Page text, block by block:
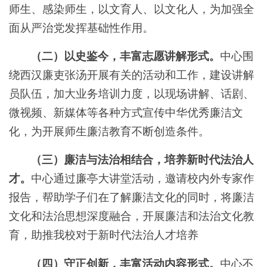
师生、感染师生，以文育人、以文化人，为加强全
面从严治党发挥基础性作用。
（二）以史鉴今，丰富志愿讲解形式。 中心围
绕西汉廉吏张汤开展有关的活动和工作，建设讲解
员队伍，加大业务培训力度，以现场讲解、话剧、
微视频、新媒体等各种方式宣传中华优秀廉洁文
化，为开展师生廉洁教育不断创造条件。
（三）廉洁与法治相结合，培养新时代法治人
才。 中心通过廉亭大讲堂活动，邀请校内外专家作
报告，帮助学子们在了解廉洁文化的同时，将廉洁
文化和法治思想深度融合，开展廉洁和法治文化教
育，助推我校对于新时代法治人才培养
（四）守正创新，丰富活动内容形式。 中心不